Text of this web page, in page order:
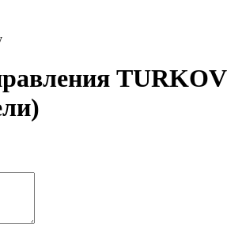
TURKOV